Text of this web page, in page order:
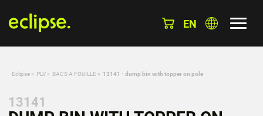
EN
Eclipse » PLV » BACS A FOUILLE » 13141 - dump bin with topper on pole
13141